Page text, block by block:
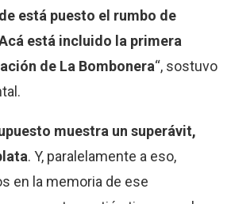
está puesto el rumbo de
está incluido la primera
de La Bombonera“, sostuvo
muestra un superávit,
. Y, paralelamente a eso,
en la memoria de ese